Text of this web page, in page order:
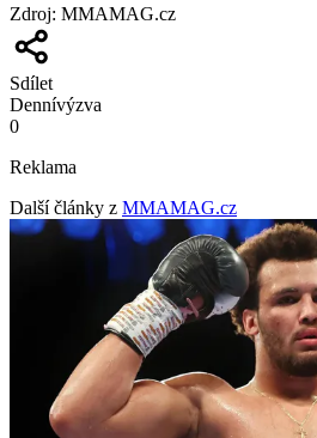
Zdroj: MMAMAG.cz
Sdílet
Dennívýzva
0
Reklama
Další články z MMAMAG.cz